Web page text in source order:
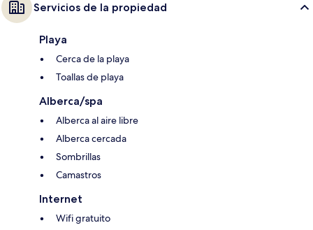
Servicios de la propiedad
Playa
Cerca de la playa
Toallas de playa
Alberca/spa
Alberca al aire libre
Alberca cercada
Sombrillas
Camastros
Internet
Wifi gratuito